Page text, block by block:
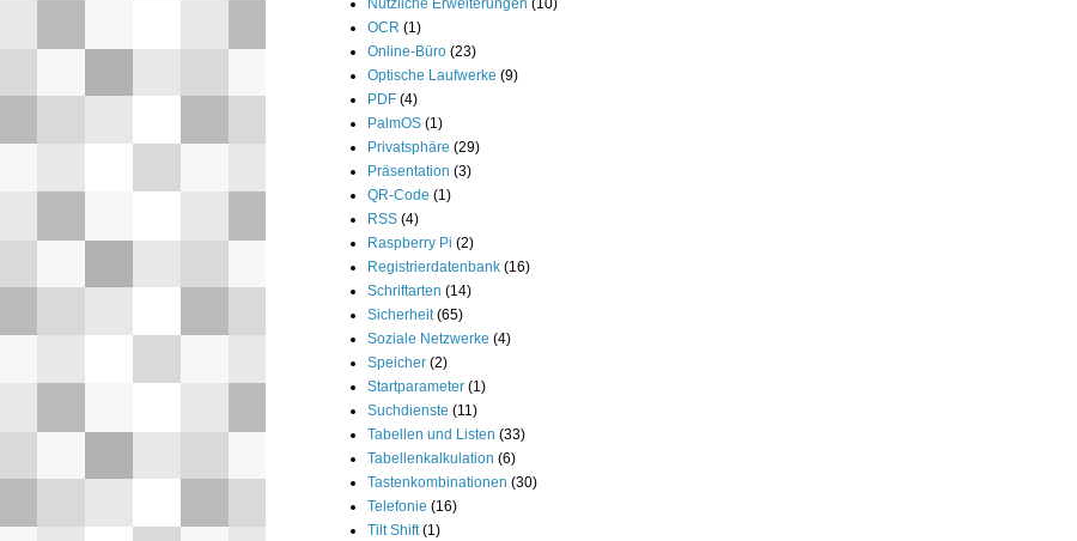
Nützliche Erweiterungen (10)
OCR (1)
Online-Büro (23)
Optische Laufwerke (9)
PDF (4)
PalmOS (1)
Privatsphäre (29)
Präsentation (3)
QR-Code (1)
RSS (4)
Raspberry Pi (2)
Registrierdatenbank (16)
Schriftarten (14)
Sicherheit (65)
Soziale Netzwerke (4)
Speicher (2)
Startparameter (1)
Suchdienste (11)
Tabellen und Listen (33)
Tabellenkalkulation (6)
Tastenkombinationen (30)
Telefonie (16)
Tilt Shift (1)